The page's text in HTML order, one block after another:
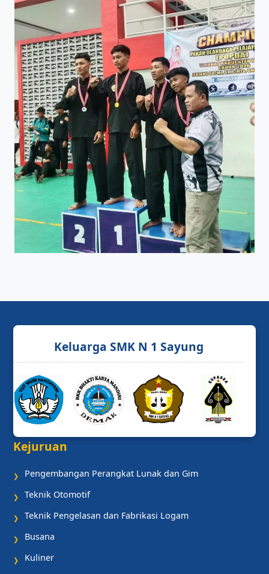
Keluarga SMK N 1 Sayung
Kejuruan
❯ Pengembangan Perangkat Lunak dan Gim
❯ Teknik Otomotif
❯ Teknik Pengelasan dan Fabrikasi Logam
❯ Busana
❯ Kuliner